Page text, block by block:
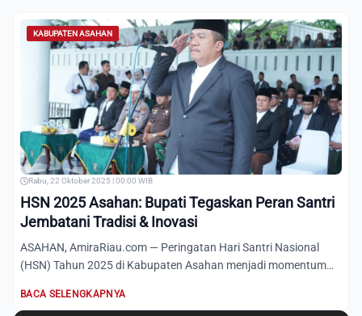
KABUPATEN ASAHAN
Rabu, 22 Oktober 2025 | 00:00 WIB
HSN 2025 Asahan: Bupati Tegaskan Peran Santri
Jembatani Tradisi & Inovasi
ASAHAN, AmiraRiau.com — Peringatan Hari Santri Nasional
(HSN) Tahun 2025 di Kabupaten Asahan menjadi momentum
BACA SELENGKAPNYA